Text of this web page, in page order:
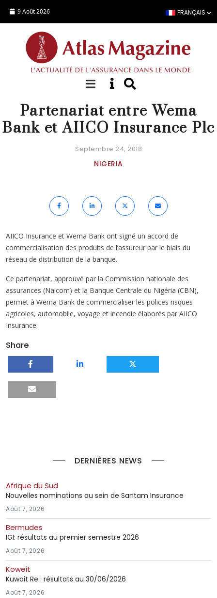
9 Août 2026 FRANÇAIS
ACTUALITÉ
Partenariat entre Wema
Bank et AIICO Insurance Plc
Septembre 24, 2018
NIGERIA
AIICO Insurance et Wema Bank ont signé un accord de
commercialisation des produits de l’assureur par le biais du
réseau de distribution de la banque.
Ce partenariat, approuvé par la Commission nationale des
assurances (Naicom) et la Banque Centrale du Nigéria (CBN),
permet à Wema Bank de commercialiser les polices risques
agricoles, automobile, voyage et incendie élaborés par AIICO
Insurance.
Share
DERNIÈRES NEWS
Afrique du Sud
Nouvelles nominations au sein de Santam Insurance
Août 7, 2026
Bermudes
IGI: résultats au premier semestre 2026
Août 7, 2026
Koweit
Kuwait Re : résultats au 30/06/2026
Août 7, 2026